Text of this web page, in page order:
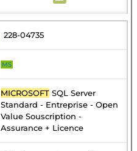
228-04735
MS
MICROSOFT SQL Server
Standard - Entreprise - Open
Value Souscription -
Assurance + Licence